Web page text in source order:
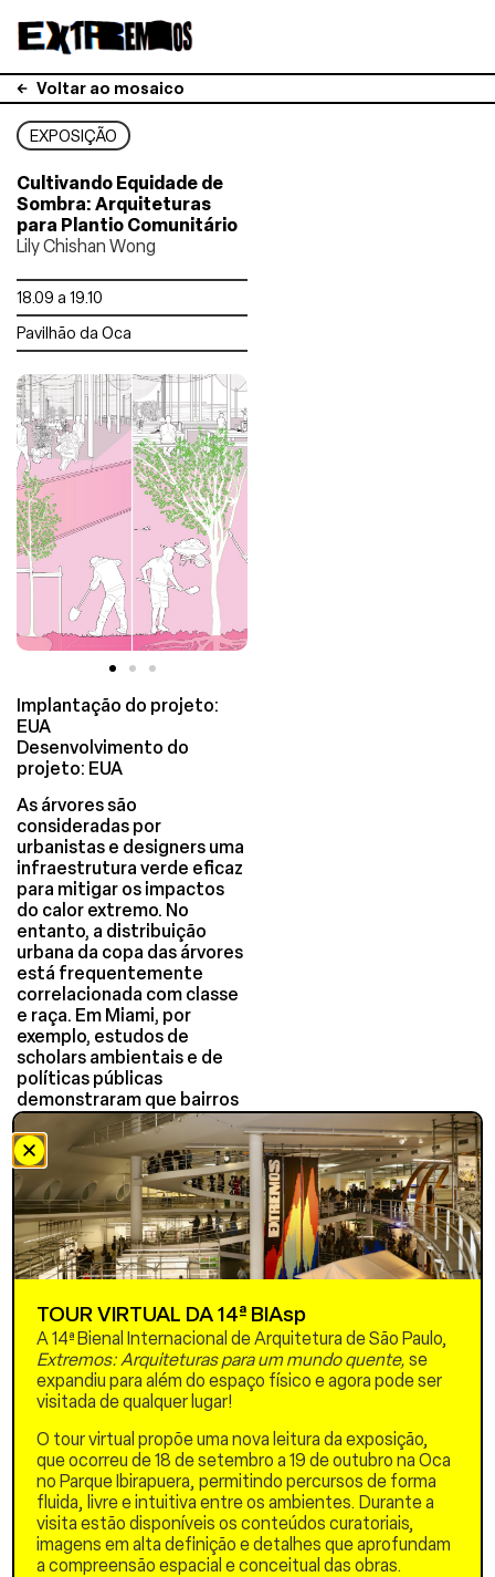
Voltar ao mosaico
EXPOSIÇÃO
Cultivando Equidade de
Sombra: Arquiteturas
para Plantio Comunitário
Lily Chishan Wong
18.09 a 19.10
Pavilhão da Oca
Implantação do projeto:
EUA
Desenvolvimento do
projeto: EUA
As árvores são
consideradas por
urbanistas e designers uma
infraestrutura verde eficaz
para mitigar os impactos
do calor extremo. No
entanto, a distribuição
urbana da copa das árvores
está frequentemente
correlacionada com classe
e raça. Em Miami, por
exemplo, estudos de
scholars ambientais e de
políticas públicas
demonstraram que bairros
mais pobres e racializados
têm menos árvores do que
os bairros affluenters.
Apesar das iniciativas de
florestamento urbano, dois
problemas principais
persistiram na última
década. Primeiro, os
plantar árvores em áreas
de propriedade pública, o
que pode ser limitante em
escopo. Segundo, a falta
de investimento na
manutenção das árvores
resulta em “desperdício
verde” – mudas de árvores
nem sempre sobrevivem
aos primeiros 5 a 10 anos
antes de amadurecerem o
suficiente para fornecer
copas efetivas. Nesses
TOUR VIRTUAL DA 14ª BIAsp
A 14ª Bienal Internacional de Arquitetura de São Paulo,
Extremos: Arquiteturas para um mundo quente, se
expandiu para além do espaço físico e agora pode ser
visitada de qualquer lugar!
O tour virtual propõe uma nova leitura da exposição,
que ocorreu de 18 de setembro a 19 de outubro na Oca
no Parque Ibirapuera, permitindo percursos de forma
fluida, livre e intuitiva entre os ambientes. Durante a
visita estão disponíveis os conteúdos curatoriais,
imagens em alta definição e detalhes que aprofundam
a compreensão espacial e conceitual das obras.